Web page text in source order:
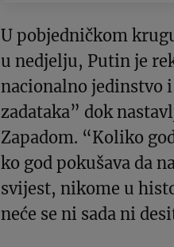
U pobjedničkom
u nedjelju, Putin je
nacionalno jedinstvo
zadataka” dok
Zapadom. “Koliko
ko god pokušava da
svijest, nikome u
neće se ni sada ni